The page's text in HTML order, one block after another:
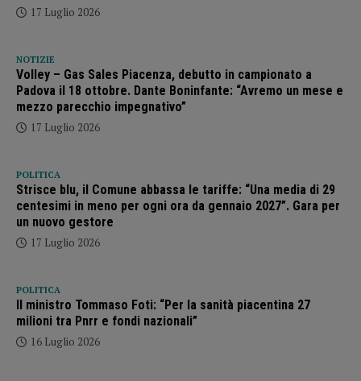
17 Luglio 2026
NOTIZIE
Volley – Gas Sales Piacenza, debutto in campionato a
Padova il 18 ottobre. Dante Boninfante: “Avremo un mese e
mezzo parecchio impegnativo”
17 Luglio 2026
POLITICA
Strisce blu, il Comune abbassa le tariffe: “Una media di 29
centesimi in meno per ogni ora da gennaio 2027”. Gara per
un nuovo gestore
17 Luglio 2026
POLITICA
Il ministro Tommaso Foti: “Per la sanità piacentina 27
milioni tra Pnrr e fondi nazionali”
16 Luglio 2026